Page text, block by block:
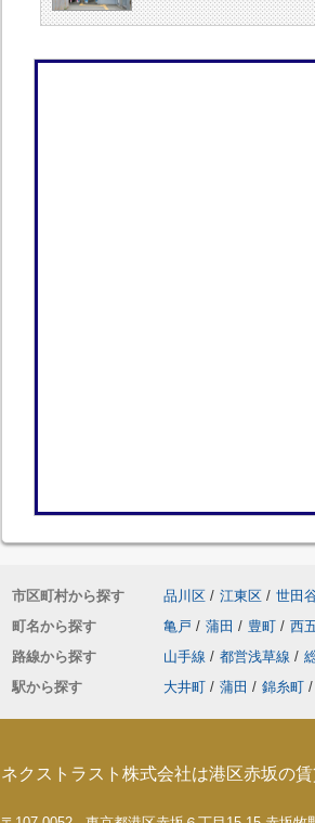
市区町村から探す 品川区 / 江東区 / 世田
町名から探す
亀戸 / 蒲田 / 豊町 / 西
路線から探す
山手線 / 都営浅草線 /
駅から探す
大井町 / 蒲田 / 錦糸町 /
ネクストラスト株式会社は港区赤坂の賃